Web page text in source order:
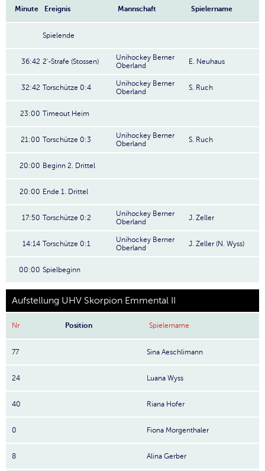
Minute Ereignis Mannschaft Spielername
Spielende
36:42 2'-Strafe (Stossen)
Unihockey Berner
Oberland
E. Neuhaus
32:42 Torschütze 0:4
Unihockey Berner
Oberland
S. Ruch
23:00 Timeout Heim
21:00 Torschütze 0:3
Unihockey Berner
Oberland
S. Ruch
20:00 Beginn 2. Drittel
20:00 Ende 1. Drittel
17:50 Torschütze 0:2
Unihockey Berner
Oberland
J. Zeller
14:14 Torschütze 0:1
Unihockey Berner
Oberland
J. Zeller (N. Wyss)
00:00 Spielbeginn
Aufstellung UHV Skorpion Emmental II
Nr Position Spielername
77 Sina Aeschlimann
24 Luana Wyss
40 Riana Hofer
0 Fiona Morgenthaler
8 Alina Gerber